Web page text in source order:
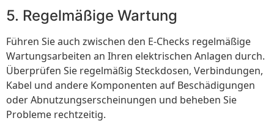
5. Regelmäßige Wartung
Führen Sie auch zwischen den E-Checks regelmäßige
Wartungsarbeiten an Ihren elektrischen Anlagen durch.
Überprüfen Sie regelmäßig Steckdosen, Verbindungen,
Kabel und andere Komponenten auf Beschädigungen
oder Abnutzungserscheinungen und beheben Sie
Probleme rechtzeitig.